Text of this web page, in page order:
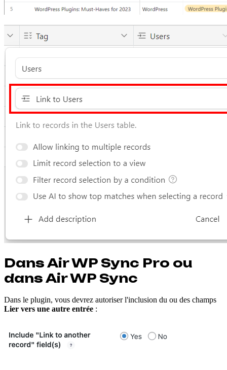
Dans Air WP Sync Pro ou
dans Air WP Sync
Dans le plugin, vous devrez autoriser l'inclusion du ou des champs
Lier vers une autre entrée :